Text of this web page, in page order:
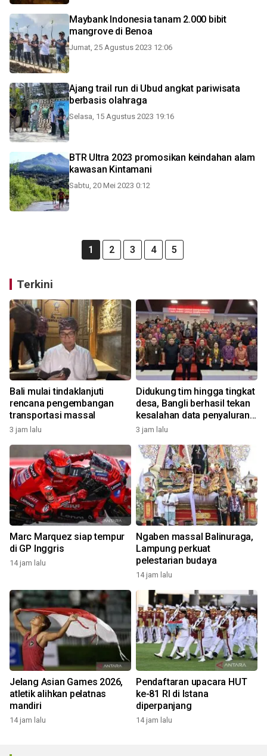
Maybank Indonesia tanam 2.000 bibit
mangrove di Benoa
Jumat, 25 Agustus 2023 12:06
Ajang trail run di Ubud angkat pariwisata
berbasis olahraga
Selasa, 15 Agustus 2023 19:16
BTR Ultra 2023 promosikan keindahan alam
kawasan Kintamani
Sabtu, 20 Mei 2023 0:12
1 2 3 4 5
Terkini
Bali mulai tindaklanjuti
rencana pengembangan
transportasi massal
3 jam lalu
Didukung tim hingga tingkat
desa, Bangli berhasil tekan
kesalahan data penyaluran
bansos
3 jam lalu
Marc Marquez siap tempur
di GP Inggris
14 jam lalu
Ngaben massal Balinuraga,
Lampung perkuat
pelestarian budaya
14 jam lalu
Jelang Asian Games 2026,
atletik alihkan pelatnas
mandiri
14 jam lalu
Pendaftaran upacara HUT
ke-81 RI di Istana
diperpanjang
14 jam lalu